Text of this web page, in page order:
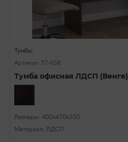
Тумбы
Артикул: 57-658
Тумба офисная ЛДСП (Венге)
Размеры: 400х470х550
Материал: ЛДСП